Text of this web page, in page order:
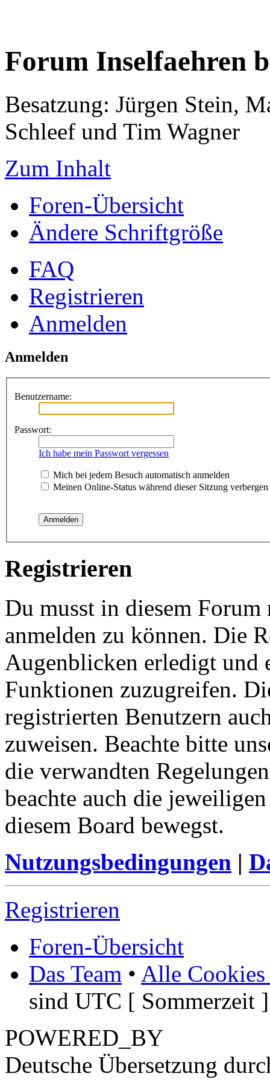
Forum Inselfaehren
Besatzung: Jürgen Stein,
Schleef und Tim Wagner
Zum Inhalt
Foren-Übersicht
Ändere Schriftgröße
FAQ
Registrieren
Anmelden
Anmelden
Benutzername:
Passwort:
Ich habe mein Passwort vergessen
Mich bei jedem Besuch automatisch anmelden
Meinen Online-Status während dieser Sitzung verbergen
Registrieren
Du musst in diesem
anmelden zu können. Die
Augenblicken erledigt und
Funktionen zuzugreifen.
registrierten Benutzern
zuweisen. Beachte bitte
die verwandten
beachte auch die
diesem Board bewegst.
Nutzungsbedingungen |
Registrieren
Foren-Übersicht
Das Team • Alle Cookies
sind UTC [ Sommerzeit ]
POWERED_BY
Deutsche Übersetzung